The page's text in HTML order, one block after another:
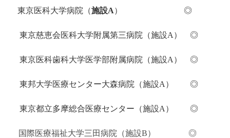
東京医科大学病院（施設A）◎
東京慈恵会医科大学附属第三病院（施設A） ◎
東京医科歯科大学医学部附属病院（施設A）◎
東邦大学医療センター大森病院（施設A） ◎
東京都立多摩総合医療センター（施設A） ◎
国際医療福祉大学三田病院（施設B） ◎